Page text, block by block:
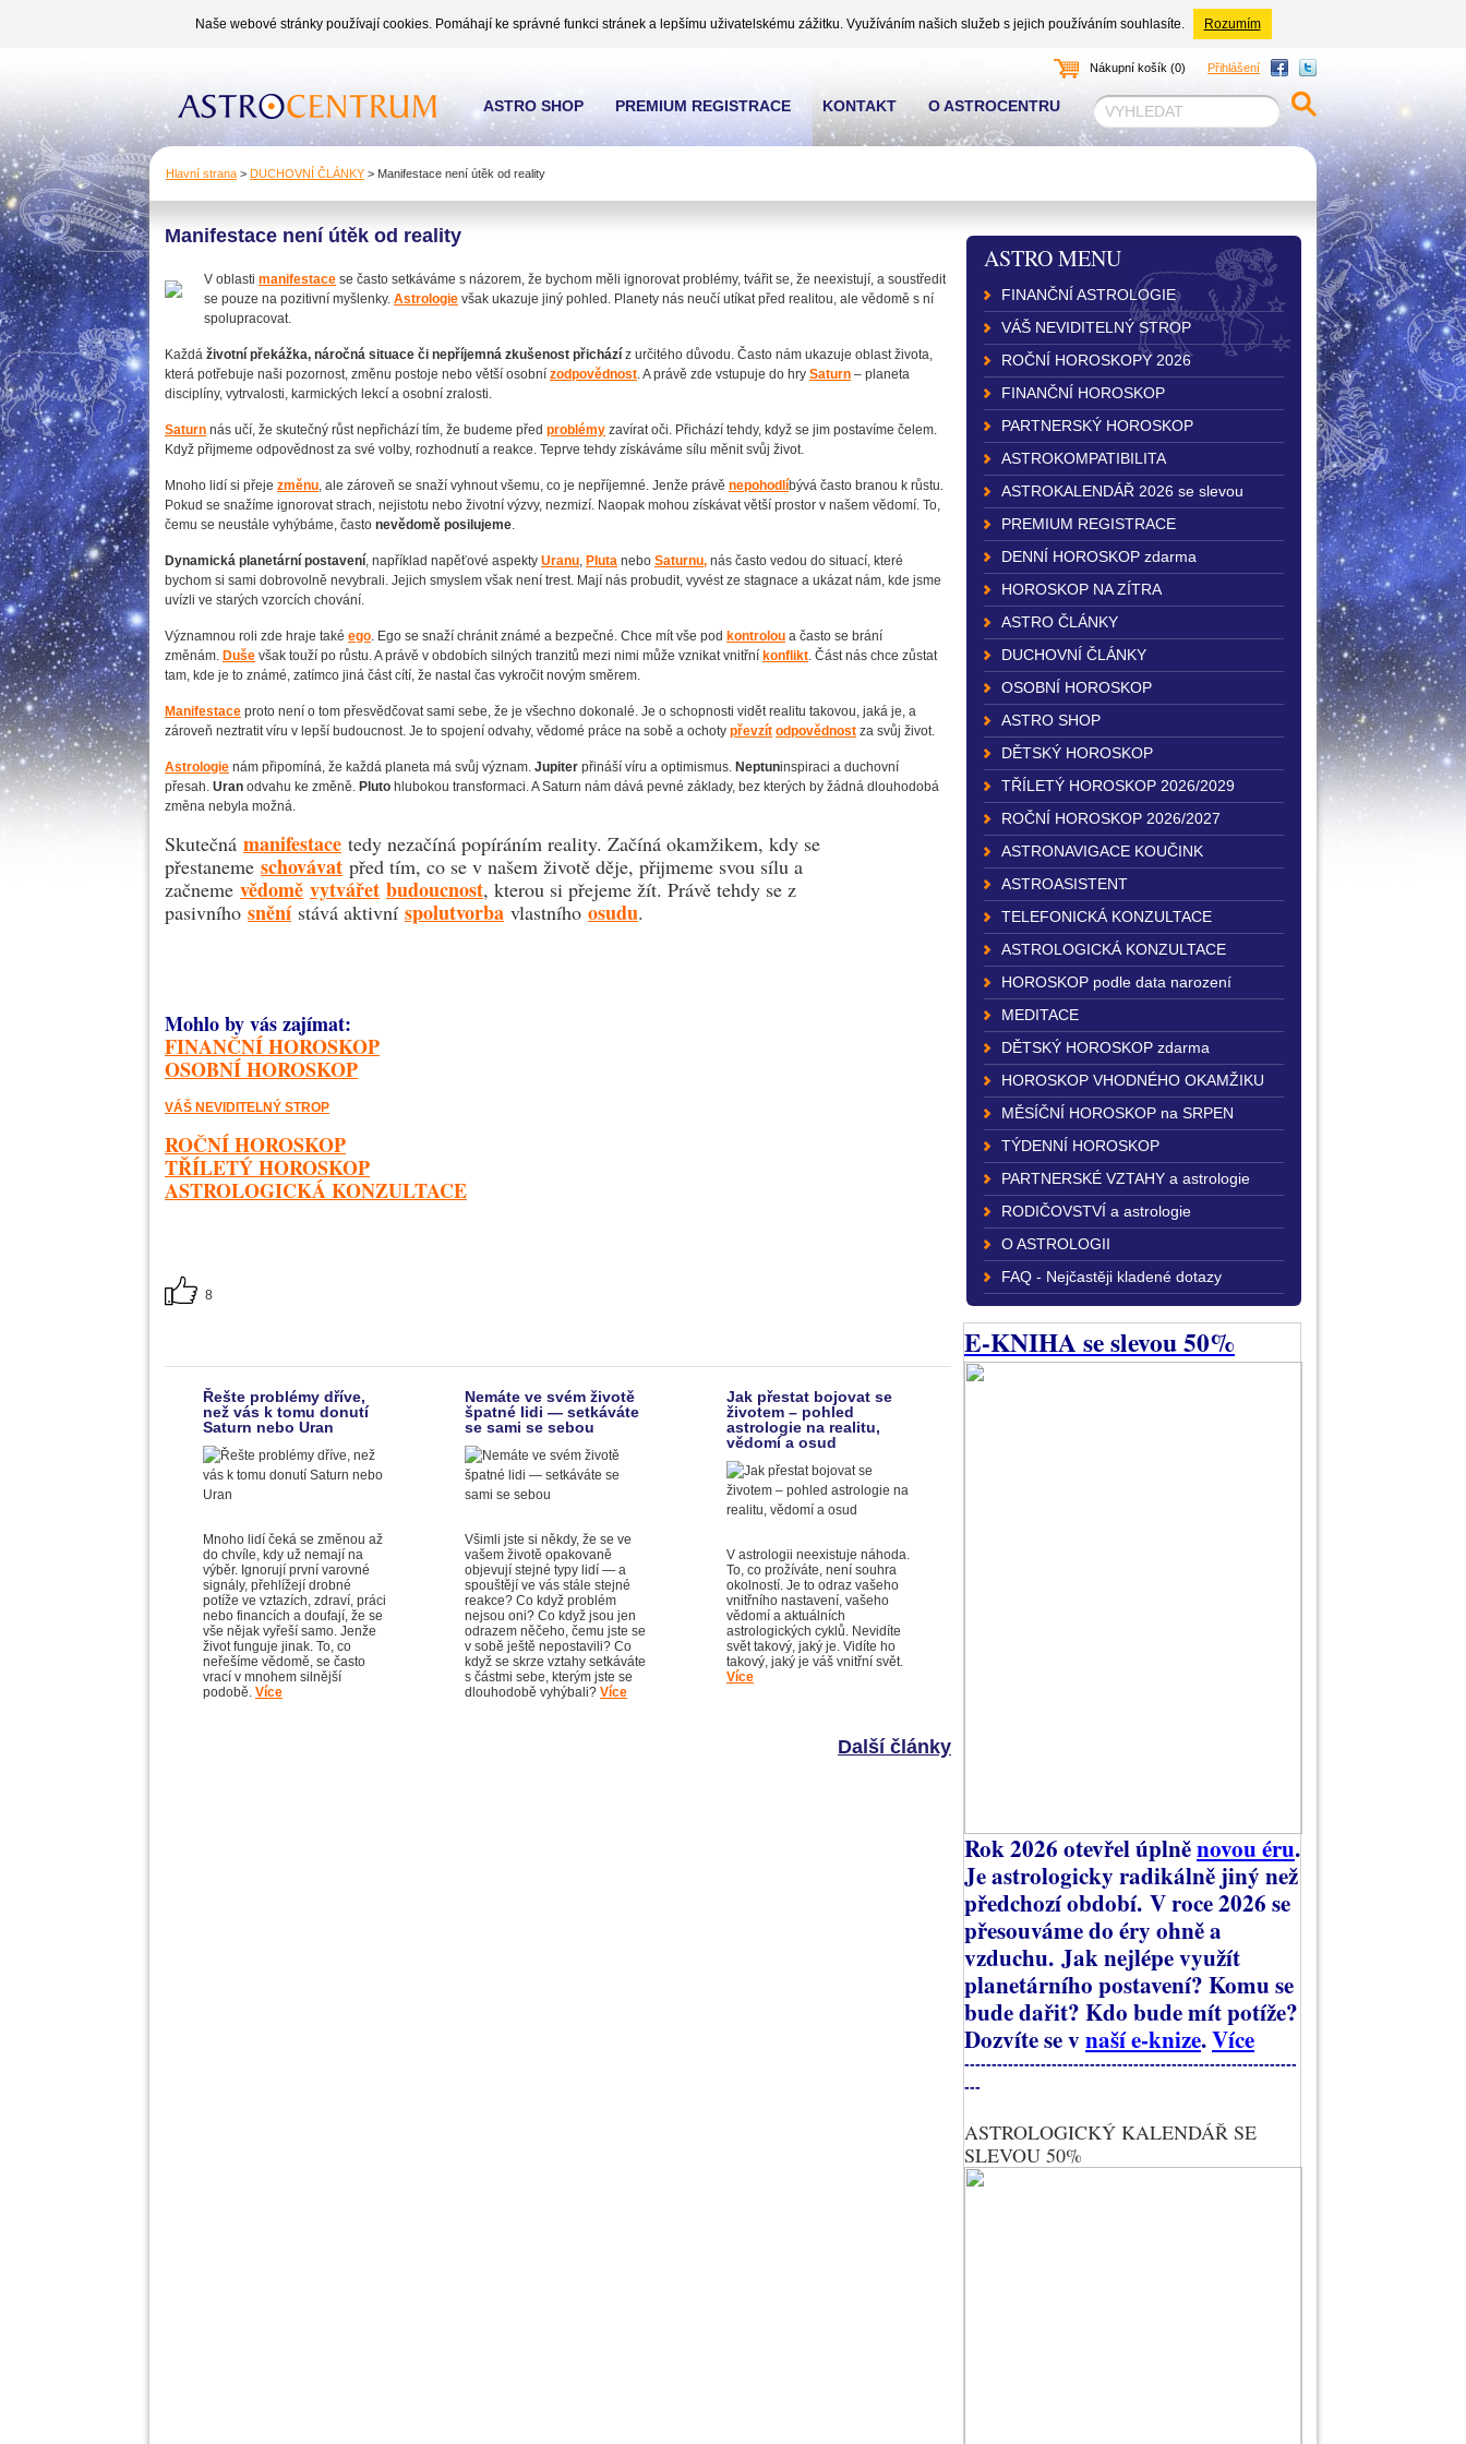
Naše webové stránky používají cookies. Pomáhají ke správné funkci stránek a lepšímu uživatelskému zážitku. Využíváním našich služeb s jejich používáním souhlasíte. Rozumím
Hlavní strana > DUCHOVNÍ ČLÁNKY > Manifestace není útěk od reality
Manifestace není útěk od reality
V oblasti manifestace se často setkáváme s názorem, že bychom měli ignorovat problémy, tvářit se, že neexistují, a soustředit
se pouze na pozitivní myšlenky. Astrologie však ukazuje jiný pohled. Planety nás neučí utíkat před realitou, ale vědomě s ní
spolupracovat.
Každá životní překážka, náročná situace či nepříjemná zkušenost přichází z určitého důvodu. Často nám ukazuje oblast života,
která potřebuje naši pozornost, změnu postoje nebo větší osobní zodpovědnost. A právě zde vstupuje do hry Saturn – planeta
disciplíny, vytrvalosti, karmických lekcí a osobní zralosti.
Saturn nás učí, že skutečný růst nepřichází tím, že budeme před problémy zavírat oči. Přichází tehdy, když se jim postavíme čelem.
Když přijmeme odpovědnost za své volby, rozhodnutí a reakce. Teprve tehdy získáváme sílu měnit svůj život.
Mnoho lidí si přeje změnu, ale zároveň se snaží vyhnout všemu, co je nepříjemné. Jenže právě nepohodlíbývá často branou k růstu.
Pokud se snažíme ignorovat strach, nejistotu nebo životní výzvy, nezmizí. Naopak mohou získávat větší prostor v našem vědomí. To,
čemu se neustále vyhýbáme, často nevědomě posilujeme.
Dynamická planetární postavení, například napěťové aspekty Uranu, Pluta nebo Saturnu, nás často vedou do situací, které
bychom si sami dobrovolně nevybrali. Jejich smyslem však není trest. Mají nás probudit, vyvést ze stagnace a ukázat nám, kde jsme
uvízli ve starých vzorcích chování.
Významnou roli zde hraje také ego. Ego se snaží chránit známé a bezpečné. Chce mít vše pod kontrolou a často se brání
změnám. Duše však touží po růstu. A právě v obdobích silných tranzitů mezi nimi může vznikat vnitřní konflikt. Část nás chce zůstat
tam, kde je to známé, zatímco jiná část cítí, že nastal čas vykročit novým směrem.
Manifestace proto není o tom přesvědčovat sami sebe, že je všechno dokonalé. Je o schopnosti vidět realitu takovou, jaká je, a
zároveň neztratit víru v lepší budoucnost. Je to spojení odvahy, vědomé práce na sobě a ochoty převzít odpovědnost za svůj život.
Astrologie nám připomíná, že každá planeta má svůj význam. Jupiter přináší víru a optimismus. Neptuninspiraci a duchovní
přesah. Uran odvahu ke změně. Pluto hlubokou transformaci. A Saturn nám dává pevné základy, bez kterých by žádná dlouhodobá
změna nebyla možná.
Skutečná manifestace tedy nezačíná popíráním reality. Začíná okamžikem, kdy se
přestaneme schovávat před tím, co se v našem životě děje, přijmeme svou sílu a
začneme vědomě vytvářet budoucnost, kterou si přejeme žít. Právě tehdy se z
pasivního sněnístává aktivní spolutvorba vlastního osudu.
Mohlo by vás zajímat:
FINANČNÍ HOROSKOP
OSOBNÍ HOROSKOP
VÁŠ NEVIDITELNÝ STROP
ROČNÍ HOROSKOP
TŘÍLETÝ HOROSKOP
ASTROLOGICKÁ KONZULTACE
8
Řešte problémy dříve,
než vás k tomu donutí
Saturn nebo Uran
Mnoho lidí čeká se změnou až
do chvíle, kdy už nemají na
výběr. Ignorují první varovné
signály, přehlížejí drobné
potíže ve vztazích, zdraví, práci
nebo financích a doufají, že se
vše nějak vyřeší samo. Jenže
život funguje jinak. To, co
neřešíme vědomě, se často
vrací v mnohem silnější
podobě. Více
Nemáte ve svém životě
špatné lidi — setkáváte
se sami se sebou
Všimli jste si někdy, že se ve
vašem životě opakovaně
objevují stejné typy lidí — a
spouštějí ve vás stále stejné
reakce? Co když problém
nejsou oni? Co když jsou jen
odrazem něčeho, čemu jste se
v sobě ještě nepostavili? Co
když se skrze vztahy setkáváte
s částmi sebe, kterým jste se
dlouhodobě vyhýbali? Více
Jak přestat bojovat se
životem – pohled
astrologie na realitu,
vědomí a osud
V astrologii neexistuje náhoda.
To, co prožíváte, není souhra
okolností. Je to odraz vašeho
vnitřního nastavení, vašeho
vědomí a aktuálních
astrologických cyklů. Nevidíte
svět takový, jaký je. Vidíte ho
takový, jaký je váš vnitřní svět.
Více
Další články
ASTRO MENU
FINANČNÍ ASTROLOGIE
VÁŠ NEVIDITELNÝ STROP
ROČNÍ HOROSKOPY 2026
FINANČNÍ HOROSKOP
PARTNERSKÝ HOROSKOP
ASTROKOMPATIBILITA
ASTROKALENDÁŘ 2026 se slevou
PREMIUM REGISTRACE
DENNÍ HOROSKOP zdarma
HOROSKOP NA ZÍTRA
ASTRO ČLÁNKY
DUCHOVNÍ ČLÁNKY
OSOBNÍ HOROSKOP
ASTRO SHOP
DĚTSKÝ HOROSKOP
TŘÍLETÝ HOROSKOP 2026/2029
ROČNÍ HOROSKOP 2026/2027
ASTRONAVIGACE KOUČINK
ASTROASISTENT
TELEFONICKÁ KONZULTACE
ASTROLOGICKÁ KONZULTACE
HOROSKOP podle data narození
MEDITACE
DĚTSKÝ HOROSKOP zdarma
HOROSKOP VHODNÉHO OKAMŽIKU
MĚSÍČNÍ HOROSKOP na SRPEN
TÝDENNÍ HOROSKOP
PARTNERSKÉ VZTAHY a astrologie
RODIČOVSTVÍ a astrologie
O ASTROLOGII
FAQ - Nejčastěji kladené dotazy
E-KNIHA se slevou 50%
Rok 2026 otevřel úplněnovou éru.
Je astrologicky radikálně jiný než
předchozí období. V roce 2026 se
přesouváme do éry ohně a
vzduchu. Jak nejlépe využít
planetárního postavení? Komu se
bude dařit? Kdo bude mít potíže?
Dozvíte se vnaší e-knize.Více
-------------------------------------------------------------
---
ASTROLOGICKÝ KALENDÁŘ SE
SLEVOU 50%
ASTRO SHOP PREMIUM REGISTRACE KONTAKT O ASTROCENTRU
Přihlášení
Nákupní košík (0)